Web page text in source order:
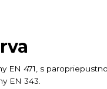
EN 471, s
EN 343.